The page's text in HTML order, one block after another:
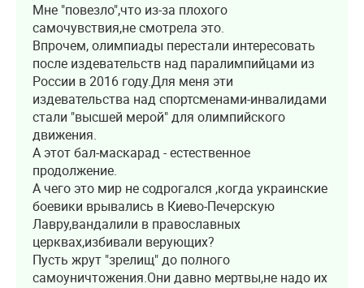
Мне "повезло",что из-за плохого
самочувствия,не смотрела это.
Впрочем, олимпиады перестали интересовать
после издевательств над паралимпийцами из
России в 2016 году.Для меня эти
издевательства над спортсменами-инвалидами
стали "высшей мерой" для олимпийского
движения.
А этот бал-маскарад - естественное
продолжение.
А чего это мир не содрогался ,когда украинские
боевики врывались в Киево-Печерскую
Лавру,вандалили в православных
церквах,избивали верующих?
Пусть жрут "зрелищ" до полного
самоуничтожения.Они давно мертвы,не надо их